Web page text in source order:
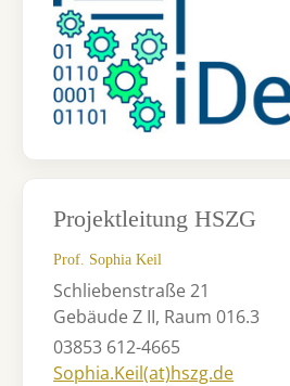
Projektleitung HSZG
Prof. Sophia Keil
Schliebenstraße 21
Gebäude Z II, Raum 016.3
03853 612-4665
Sophia.Keil(at)hszg.de